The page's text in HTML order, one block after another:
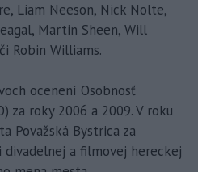
Liam Neeson, Nick Nolte,
Martin Sheen, Will
Robin Williams.
ocenení Osobnosť
za roky 2006 a 2009. V roku
Považská Bystrica za
a filmovej hereckej